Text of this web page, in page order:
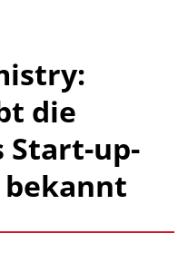
die
Start-up-